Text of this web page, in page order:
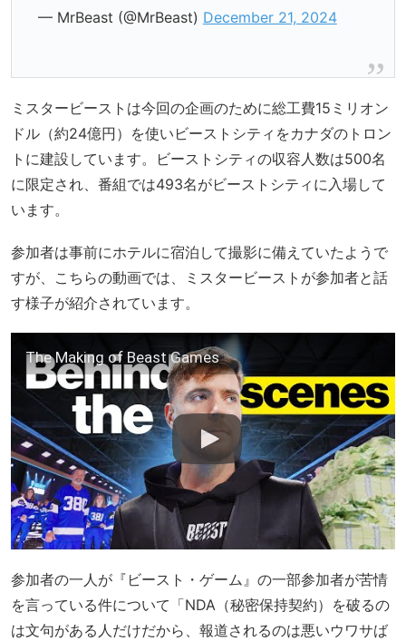
— MrBeast (@MrBeast) December 21, 2024
ミスタービーストは今回の企画のために総工費15ミリオン
ドル（約24億円）を使いビーストシティをカナダのトロン
トに建設しています。ビーストシティの収容人数は500名
に限定され、番組では493名がビーストシティに入場して
います。
参加者は事前にホテルに宿泊して撮影に備えていたようで
すが、こちらの動画では、ミスタービーストが参加者と話
す様子が紹介されています。
The Making of Beast Games
参加者の一人が『ビースト・ゲーム』の一部参加者が苦情
を言っている件について「NDA（秘密保持契約）を破るの
は文句がある人だけだから、報道されるのは悪いウワサば